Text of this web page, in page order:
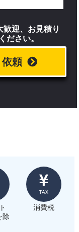
歓迎、お見積り
ださい。
頼
除
TAX
消費税